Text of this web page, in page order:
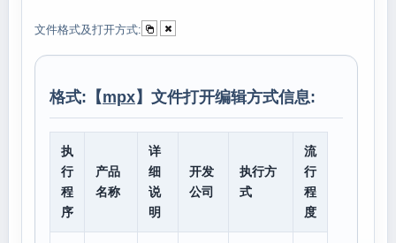
文件格式及打开方式:
格式:【mpx】文件打开编辑方式信息:
执
行
程
序
产品
名称
详
细
说
明
开发
公司
执行方
式
流
行
程
度